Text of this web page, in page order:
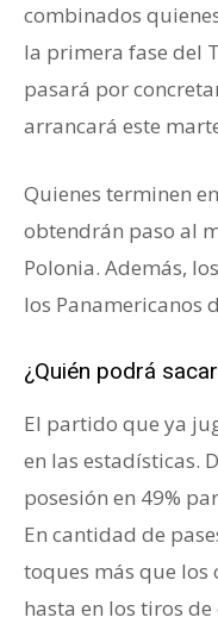
combinados
la primera fase del
pasará por
arrancará este
Quienes terminen
obtendrán paso al
Polonia. Además,
los Panamericanos
¿Quién podrá
El partido que ya
en las estadísticas.
posesión en 49%
En cantidad de
toques más que los
hasta en los tiros